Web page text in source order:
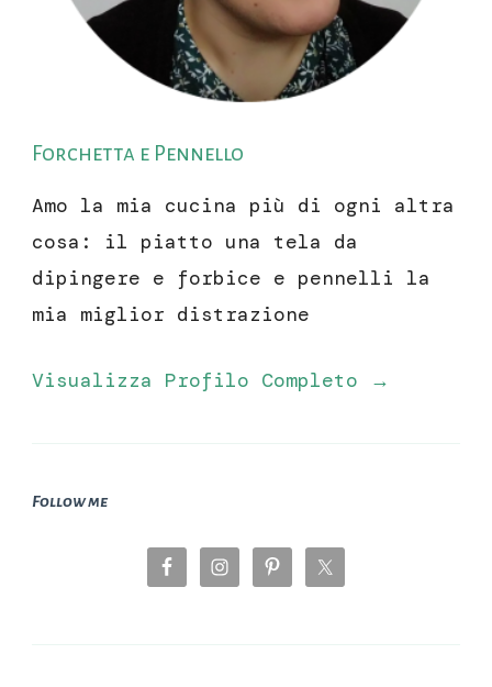
Forchetta e Pennello
Amo la mia cucina più di ogni altra
cosa: il piatto una tela da
dipingere e forbice e pennelli la
mia miglior distrazione
Visualizza Profilo Completo →
Follow me